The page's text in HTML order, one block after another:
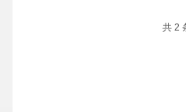
共 2